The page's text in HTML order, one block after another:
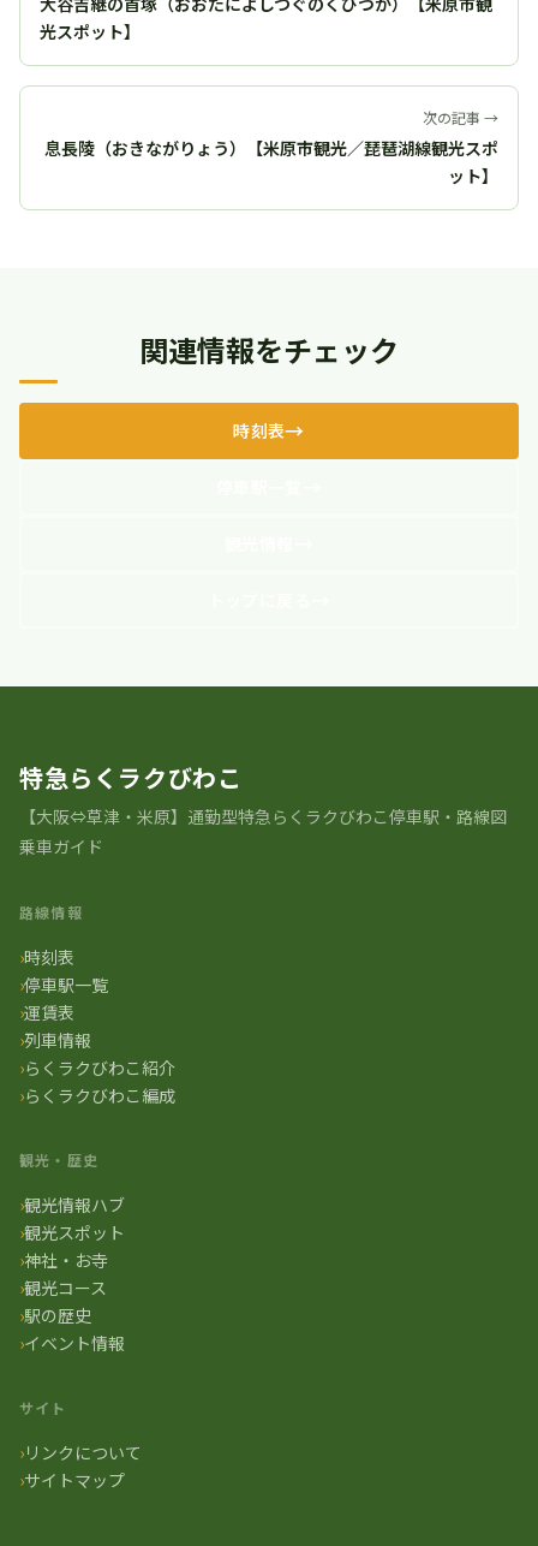
光スポット】
次の記事 →
息長陵（おきながりょう）【米原市観光／琵琶湖線観光スポ
ット】
関連情報をチェック
時刻表
特急らくラクびわこ
【大阪⇔草津・米原】通勤型特急らくラクびわこ停車駅・路線図
乗車ガイド
路線情報
時刻表
停車駅一覧
運賃表
列車情報
らくラクびわこ紹介
らくラクびわこ編成
観光・歴史
観光情報ハブ
観光スポット
神社・お寺
観光コース
駅の歴史
イベント情報
サイト
リンクについて
サイトマップ